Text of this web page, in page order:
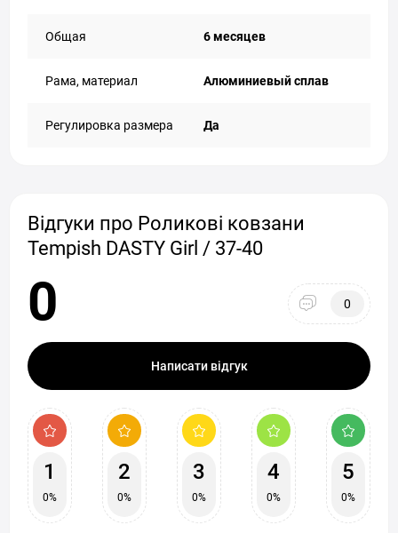
Общая 6 месяцев
Рама, материал Алюминиевый сплав
Регулировка размера Да
Відгуки про Роликові ковзани
Tempish DASTY Girl / 37-40
0 0
Написати відгук
1
0%
2
0%
3
0%
4
0%
5
0%